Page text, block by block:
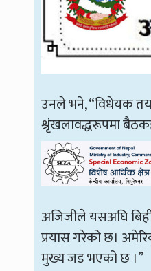
उनले भने, “विधेयक
श्रृंखलावद्धरूपमा
अजिजीले यसअघि
प्रयास गरेको छ।
मुख्य जड भएको छ ।”